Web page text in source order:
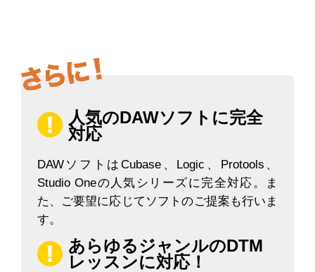
人気のDAWソフトに完全
対応
DAWソフトはCubase、Logic、Protools、
Studio Oneの人気シリーズに完全対応。ま
た、ご要望に応じてソフトのご提案も行いま
す。
あらゆるジャンルのDTM
レッスンに対応！